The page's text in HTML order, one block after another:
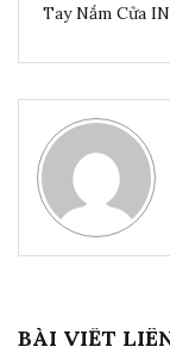
Tay Nắm Cửa
BÀI VIẾT